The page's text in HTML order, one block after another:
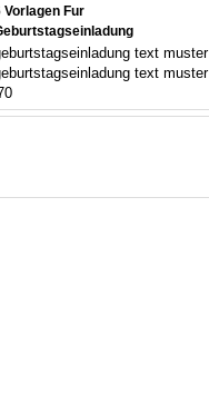
Vorlagen Fur
text muster
text muster